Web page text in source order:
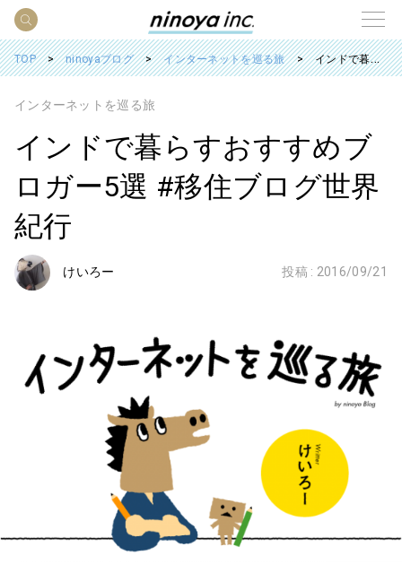
TOP ninoyaブログ インターネットを巡る旅 インドで暮らすおすすめブロガー5選 #移住ブログ世界紀行
インターネットを巡る旅
インドで暮らすおすすめブ
ロガー5選 #移住ブログ世界
紀行
けいろー 投稿 : 2016/09/21